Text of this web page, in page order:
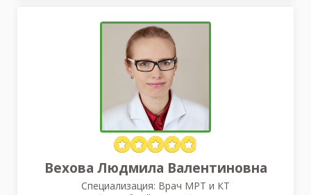
Вехова Людмила Валентиновна
Специализация: Врач МРТ и КТ